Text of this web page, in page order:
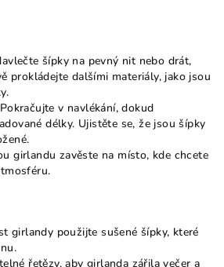
šípky na pevný nit nebo drát,
prokládejte dalšími materiály, jako jsou
Pokračujte v navlékání, dokud
délky. Ujistěte se, že jsou šípky
girlandu zavěste na místo, kde chcete
girlandy použijte sušené šípky, které
řetězy, aby girlanda zářila večer a